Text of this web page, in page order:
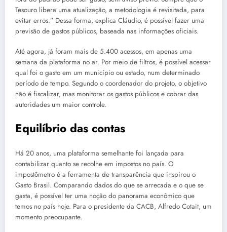
Tesouro libera uma atualização, a metodologia é revisitada, para
evitar erros.” Dessa forma, explica Cláudio, é possível fazer uma
previsão de gastos públicos, baseada nas informações oficiais.
Até agora, já foram mais de 5.400 acessos, em apenas uma
semana da plataforma no ar. Por meio de filtros, é possível acessar
qual foi o gasto em um município ou estado, num determinado
período de tempo. Segundo o coordenador do projeto, o objetivo
não é fiscalizar, mas monitorar os gastos públicos e cobrar das
autoridades um maior controle.
Equilíbrio das contas
Há 20 anos, uma plataforma semelhante foi lançada para
contabilizar quanto se recolhe em impostos no país. O
impostômetro é a ferramenta de transparência que inspirou o
Gasto Brasil. Comparando dados do que se arrecada e o que se
gasta, é possível ter uma noção do panorama econômico que
temos no país hoje. Para o presidente da CACB, Alfredo Cotait, um
momento preocupante.